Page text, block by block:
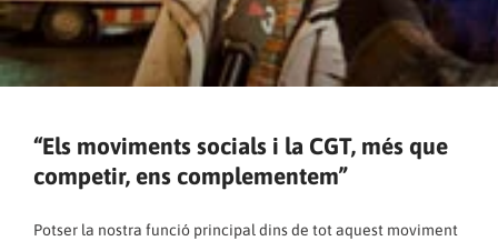
“Els moviments socials i la CGT, més que
competir, ens complementem”
Potser la nostra funció principal dins de tot aquest moviment